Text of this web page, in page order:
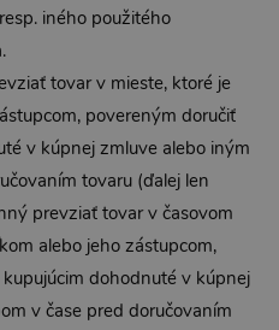
iného použitého
tovar v mieste, ktoré je
povereným doručiť
v kúpnej zmluve alebo iným
tovaru (ďalej len
prevziať tovar v časovom
alebo jeho zástupcom,
dohodnuté v kúpnej
v čase pred doručovaním